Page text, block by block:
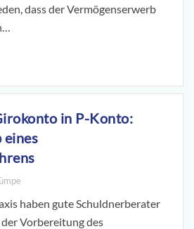
dass der Vermögenserwerb
in P-Konto:
eines
haben gute Schuldnerberater
Vorbereitung des